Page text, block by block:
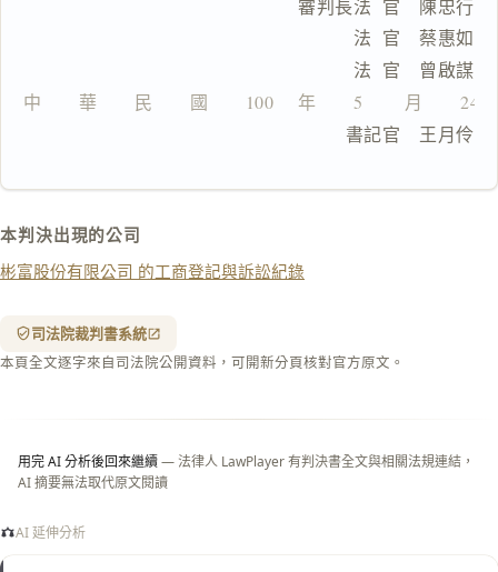
                          審判長法  官　陳忠行
                                法  官　蔡惠如
                                法  官　曾啟謀
中　　華　　民　　國　　100　 年　　5　　 月　　24
書記官　王月伶
本判決出現的公司
彬富股份有限公司 的工商登記與訴訟紀錄
司法院裁判書系統
本頁全文逐字來自司法院公開資料，可開新分頁核對官方原文。
用完 AI 分析後回來繼續— 法律人 LawPlayer 有判決書全文與相關法規連結，
AI 摘要無法取代原文閱讀
AI 延伸分析
複
製
全
文